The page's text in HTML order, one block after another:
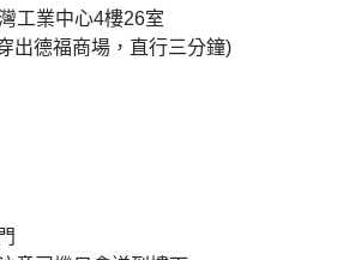
工業中心4樓26室
出德福商場，直行三分鐘)